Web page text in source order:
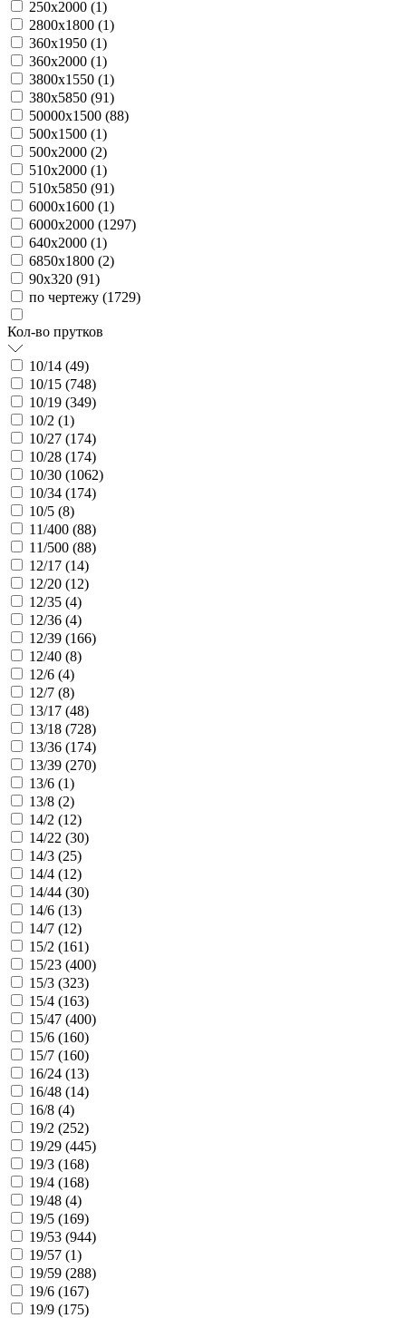
250х2000 (1)
2800х1800 (1)
360х1950 (1)
360х2000 (1)
3800х1550 (1)
380х5850 (91)
50000х1500 (88)
500х1500 (1)
500х2000 (2)
510х2000 (1)
510х5850 (91)
6000х1600 (1)
6000х2000 (1297)
640х2000 (1)
6850х1800 (2)
90х320 (91)
по чертежу (1729)
Кол-во прутков
10/14 (49)
10/15 (748)
10/19 (349)
10/2 (1)
10/27 (174)
10/28 (174)
10/30 (1062)
10/34 (174)
10/5 (8)
11/400 (88)
11/500 (88)
12/17 (14)
12/20 (12)
12/35 (4)
12/36 (4)
12/39 (166)
12/40 (8)
12/6 (4)
12/7 (8)
13/17 (48)
13/18 (728)
13/36 (174)
13/39 (270)
13/6 (1)
13/8 (2)
14/2 (12)
14/22 (30)
14/3 (25)
14/4 (12)
14/44 (30)
14/6 (13)
14/7 (12)
15/2 (161)
15/23 (400)
15/3 (323)
15/4 (163)
15/47 (400)
15/6 (160)
15/7 (160)
16/24 (13)
16/48 (14)
16/8 (4)
19/2 (252)
19/29 (445)
19/3 (168)
19/4 (168)
19/48 (4)
19/5 (169)
19/53 (944)
19/57 (1)
19/59 (288)
19/6 (167)
19/9 (175)